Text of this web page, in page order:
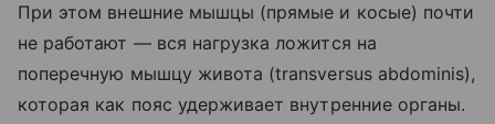
При этом внешние мышцы (прямые и косые) почти
не работают — вся нагрузка ложится на
поперечную мышцу живота (transversus abdominis),
которая как пояс удерживает внутренние органы.